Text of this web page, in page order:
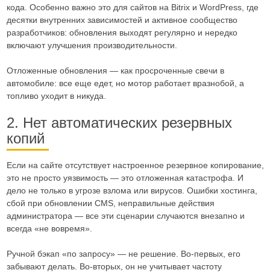
кода. Особенно важно это для сайтов на Bitrix и WordPress, где
десятки внутренних зависимостей и активное сообщество
разработчиков: обновления выходят регулярно и нередко
включают улучшения производительности.
Отложенные обновления — как просроченные свечи в
автомобиле: все еще едет, но мотор работает вразнобой, а
топливо уходит в никуда.
2. Нет автоматических резервных
копий
Если на сайте отсутствует настроенное резервное копирование,
это не просто уязвимость — это отложенная катастрофа. И
дело не только в угрозе взлома или вирусов. Ошибки хостинга,
сбой при обновлении CMS, неправильные действия
администратора — все эти сценарии случаются внезапно и
всегда «не вовремя».
Ручной бэкап «по запросу» — не решение. Во-первых, его
забывают делать. Во-вторых, он не учитывает частоту